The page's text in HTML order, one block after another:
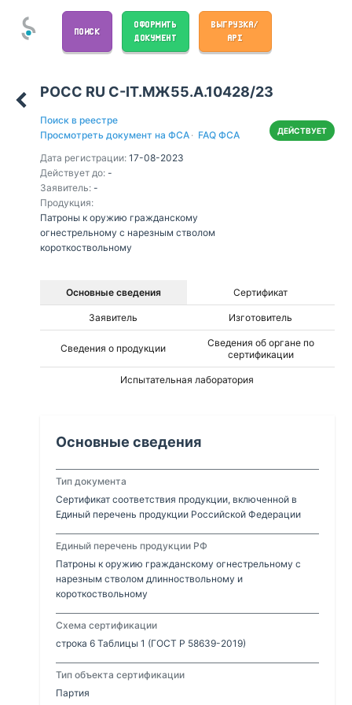
ПОИСК
ОФОРМИТЬ
ДОКУМЕНТ
ВЫГРУЗКА/
API
РОСС RU С-IT.МЖ55.А.10428/23
Поиск в реестре
Просмотреть документ на ФСА · FAQ ФСА
Дата регистрации: 17-08-2023
Действует до: -
Заявитель: -
Продукция:
Патроны к оружию гражданскому
огнестрельному с нарезным стволом
короткоствольному
ДЕЙСТВУЕТ
Основные сведения Сертификат
Заявитель Изготовитель
Сведения о продукции
Сведения об органе по
сертификации
Испытательная лаборатория
Основные сведения
Тип документа
Сертификат соответствия продукции, включенной в
Единый перечень продукции Российской Федерации
Единый перечень продукции РФ
Патроны к оружию гражданскому огнестрельному с
нарезным стволом длинноствольному и
короткоствольному
Схема сертификации
строка 6 Таблицы 1 (ГОСТ Р 58639-2019)
Тип объекта сертификации
Партия